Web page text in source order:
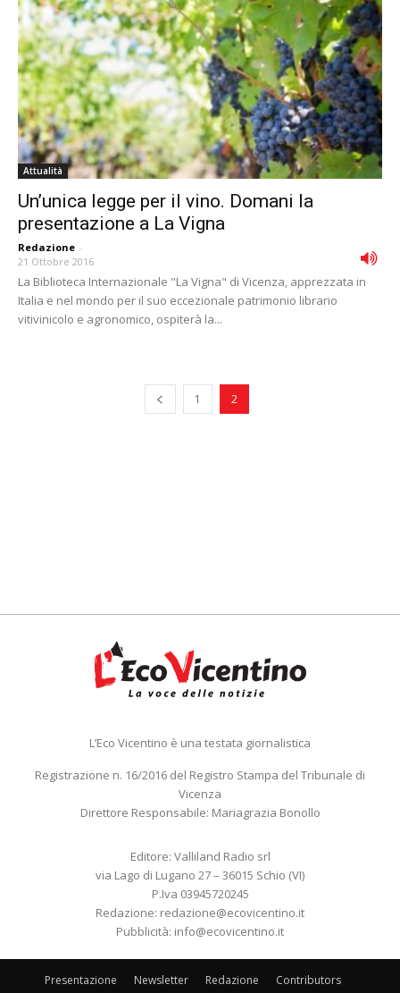
Attualità
Un’unica legge per il vino. Domani la
presentazione a La Vigna
Redazione -
21 Ottobre 2016
La Biblioteca Internazionale "La Vigna" di Vicenza, apprezzata in
Italia e nel mondo per il suo eccezionale patrimonio librario
vitivinicolo e agronomico, ospiterà la...
1 2
L’Eco Vicentino è una testata giornalistica
Registrazione n. 16/2016 del Registro Stampa del Tribunale di
Vicenza
Direttore Responsabile: Mariagrazia Bonollo
Editore: Valliland Radio srl
via Lago di Lugano 27 – 36015 Schio (VI)
P.Iva 03945720245
Redazione: redazione@ecovicentino.it
Pubblicità: info@ecovicentino.it
Presentazione Newsletter Redazione
Contributors